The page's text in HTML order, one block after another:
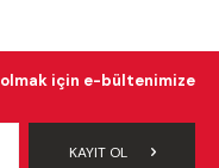
için e-bültenimize
KAYIT OL